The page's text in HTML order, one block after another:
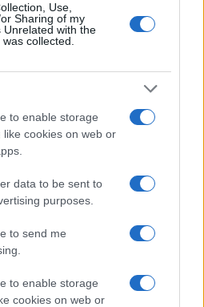
Use,
Sharing of my
Unrelated with the
collected.
to enable storage
cookies on web or
data to be sent to
purposes.
to send me
to enable storage
cookies on web or
14.9k
tre ragazzini vendono
il Ciao e vengono